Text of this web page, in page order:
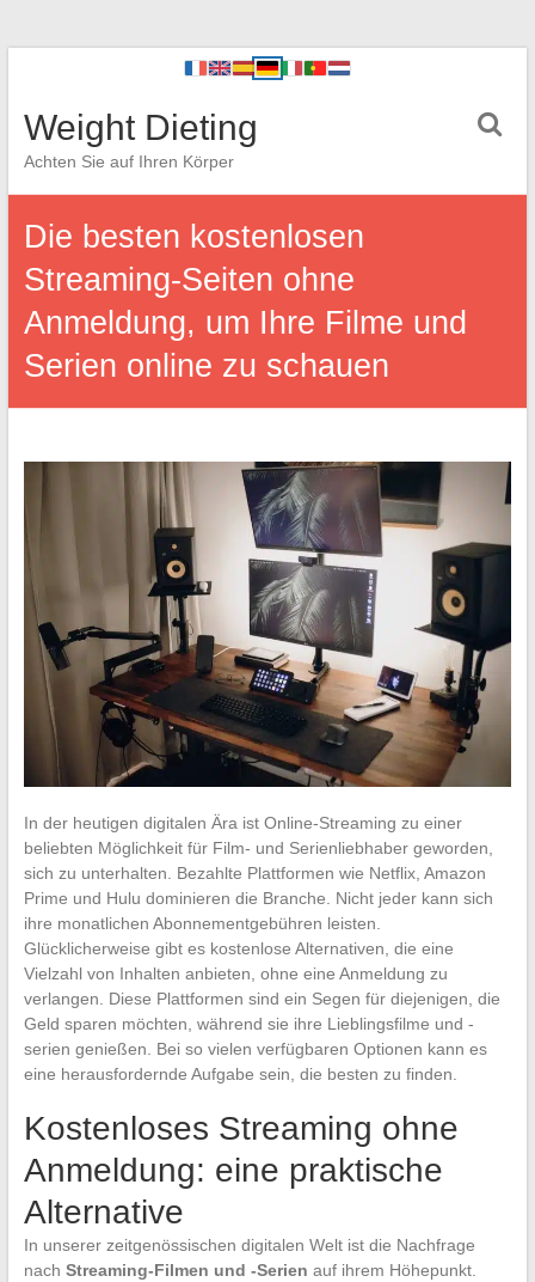
Weight Dieting
Achten Sie auf Ihren Körper
Die besten kostenlosen
Streaming-Seiten ohne
Anmeldung, um Ihre Filme und
Serien online zu schauen
In der heutigen digitalen Ära ist Online-Streaming zu einer
beliebten Möglichkeit für Film- und Serienliebhaber geworden,
sich zu unterhalten. Bezahlte Plattformen wie Netflix, Amazon
Prime und Hulu dominieren die Branche. Nicht jeder kann sich
ihre monatlichen Abonnementgebühren leisten.
Glücklicherweise gibt es kostenlose Alternativen, die eine
Vielzahl von Inhalten anbieten, ohne eine Anmeldung zu
verlangen. Diese Plattformen sind ein Segen für diejenigen, die
Geld sparen möchten, während sie ihre Lieblingsfilme und -
serien genießen. Bei so vielen verfügbaren Optionen kann es
eine herausfordernde Aufgabe sein, die besten zu finden.
Kostenloses Streaming ohne
Anmeldung: eine praktische
Alternative
In unserer zeitgenössischen digitalen Welt ist die Nachfrage
nach Streaming-Filmen und -Serien auf ihrem Höhepunkt.